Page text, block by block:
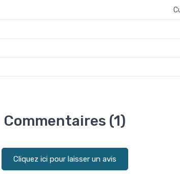
Commentaires (1)
Cliquez ici pour laisser un avis